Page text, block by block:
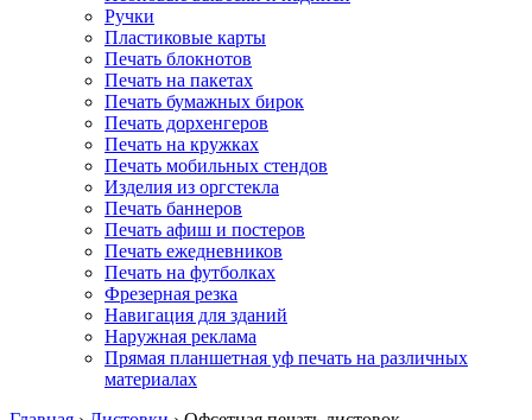
Ручки
Пластиковые карты
Печать блокнотов
Печать на пакетах
Печать бумажных бирок
Печать дорхенгеров
Печать на кружках
Печать мобильных стендов
Изделия из оргстекла
Печать баннеров
Печать афиш и постеров
Печать ежедневников
Печать на футболках
Фрезерная резка
Навигация для зданий
Наружная реклама
Прямая планшетная уф печать на различных
материалах